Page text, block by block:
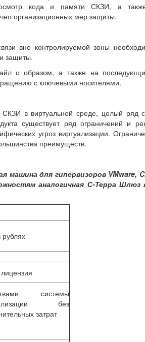
кода и памяти СКЗИ, а
организационных мер защиты.
вне контролируемой зоны
защиты.
с образом, а также на
с ключевыми носителями.
в виртуальной среде, целый ряд
существует ряд ограничений и
угроз виртуализации.
преимуществ.
для гипервизоров VMware,
аналогичная С-Терра Шлюз
системы
без
затрат